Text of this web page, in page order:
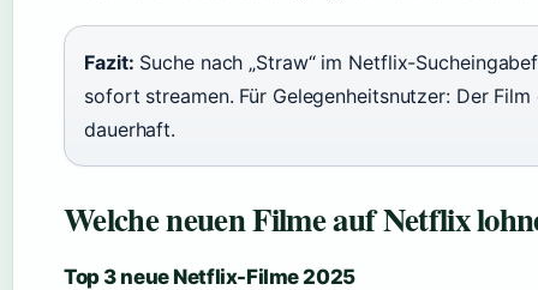
Fazit: Suche nach „Straw“ im Netflix-
sofort streamen. Für Gelegenheitsnutzer: Der
dauerhaft.
Welche neuen Filme auf Netflix
Top 3 neue Netflix-Filme 2025